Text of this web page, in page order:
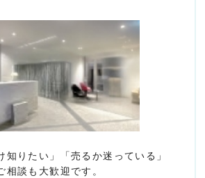
知りたい」「売るか迷っている」
相談も大歓迎です。